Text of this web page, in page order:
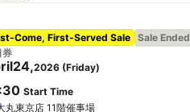
Come, First-Served Sale Sale Ended
券
24,2026 (Friday)
:30 Start Time
丸東京店 11階催事場